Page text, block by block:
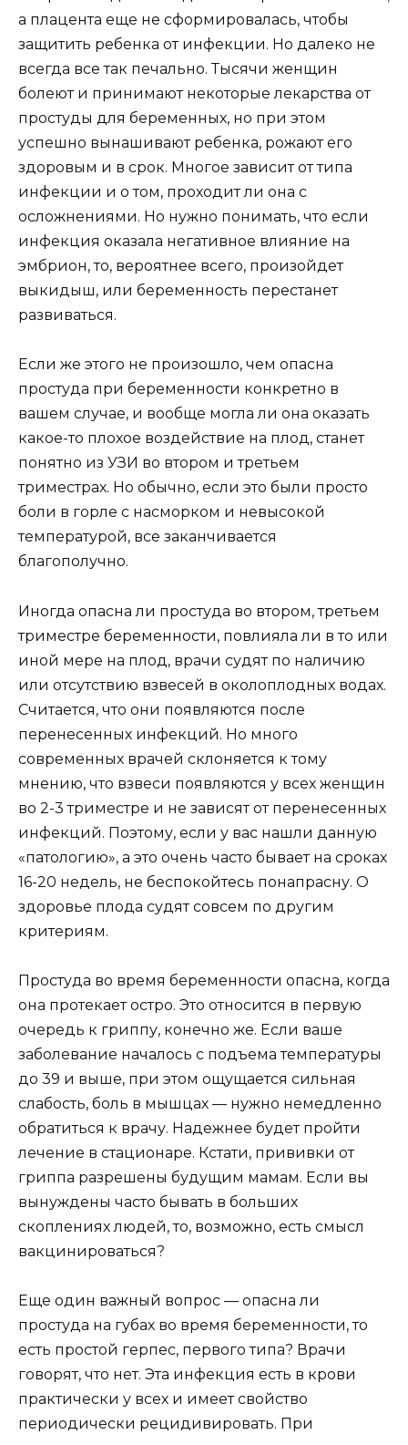
а плацента еще не сформировалась, чтобы
защитить ребенка от инфекции. Но далеко не
всегда все так печально. Тысячи женщин
болеют и принимают некоторые лекарства от
простуды для беременных, но при этом
успешно вынашивают ребенка, рожают его
здоровым и в срок. Многое зависит от типа
инфекции и о том, проходит ли она с
осложнениями. Но нужно понимать, что если
инфекция оказала негативное влияние на
эмбрион, то, вероятнее всего, произойдет
выкидыш, или беременность перестанет
развиваться.
Если же этого не произошло, чем опасна
простуда при беременности конкретно в
вашем случае, и вообще могла ли она оказать
какое-то плохое воздействие на плод, станет
понятно из УЗИ во втором и третьем
триместрах. Но обычно, если это были просто
боли в горле с насморком и невысокой
температурой, все заканчивается
благополучно.
Иногда опасна ли простуда во втором, третьем
триместре беременности, повлияла ли в то или
иной мере на плод, врачи судят по наличию
или отсутствию взвесей в околоплодных водах.
Считается, что они появляются после
перенесенных инфекций. Но много
современных врачей склоняется к тому
мнению, что взвеси появляются у всех женщин
во 2-3 триместре и не зависят от перенесенных
инфекций. Поэтому, если у вас нашли данную
«патологию», а это очень часто бывает на сроках
16-20 недель, не беспокойтесь понапрасну. О
здоровье плода судят совсем по другим
критериям.
Простуда во время беременности опасна, когда
она протекает остро. Это относится в первую
очередь к гриппу, конечно же. Если ваше
заболевание началось с подъема температуры
до 39 и выше, при этом ощущается сильная
слабость, боль в мышцах — нужно немедленно
обратиться к врачу. Надежнее будет пройти
лечение в стационаре. Кстати, прививки от
гриппа разрешены будущим мамам. Если вы
вынуждены часто бывать в больших
скоплениях людей, то, возможно, есть смысл
вакцинироваться?
Еще один важный вопрос — опасна ли
простуда на губах во время беременности, то
есть простой герпес, первого типа? Врачи
говорят, что нет. Эта инфекция есть в крови
практически у всех и имеет свойство
периодически рецидивировать. При